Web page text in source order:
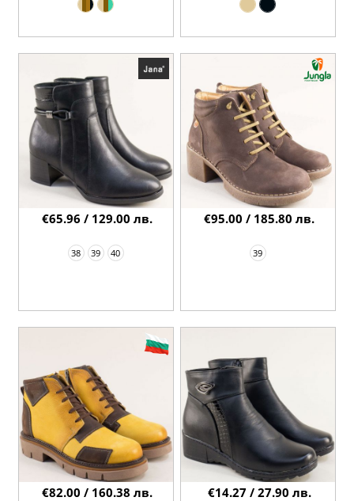
38 39 40
€65.96 / 129.00 лв.
39
€95.00 / 185.80 лв.
€82.00 / 160.38 лв. €14.27 / 27.90 лв.